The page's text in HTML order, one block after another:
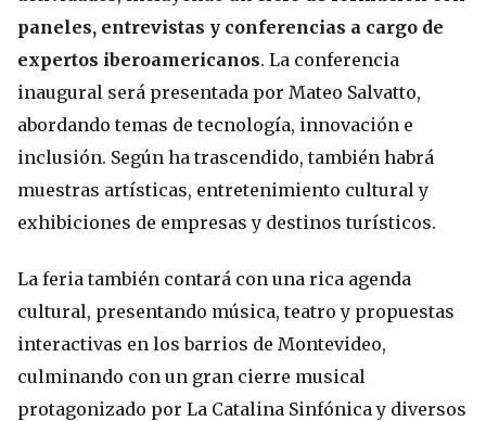
paneles, entrevistas y conferencias a cargo de
expertos iberoamericanos. La conferencia
inaugural será presentada por Mateo Salvatto,
abordando temas de tecnología, innovación e
inclusión. Según ha trascendido, también habrá
muestras artísticas, entretenimiento cultural y
exhibiciones de empresas y destinos turísticos.
La feria también contará con una rica agenda
cultural, presentando música, teatro y propuestas
interactivas en los barrios de Montevideo,
culminando con un gran cierre musical
protagonizado por La Catalina Sinfónica y diversos